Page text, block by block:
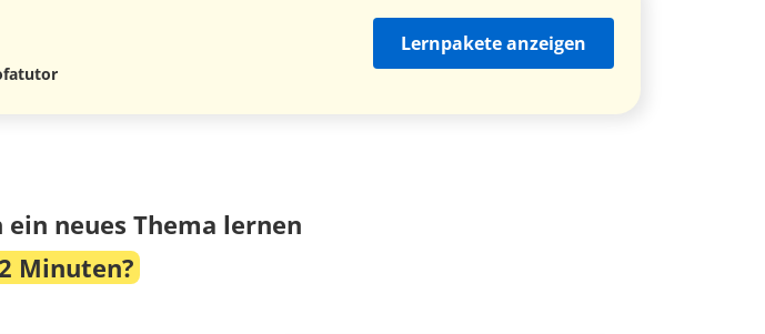
Lernpakete anzeigen
neues Thema lernen
Minuten?